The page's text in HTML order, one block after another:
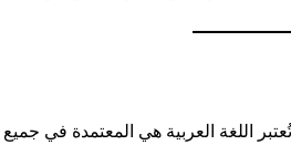
اللغة العربية هي المعتمدة في جميع